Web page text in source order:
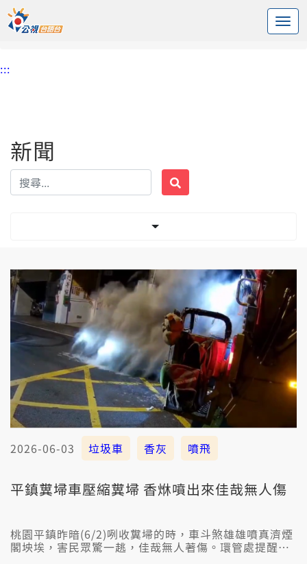
中央內容區塊
頭頁
:::
新聞
2026-06-03 垃圾車 香灰 噴飛
平鎮糞埽車壓縮糞埽 香烌噴出來佳哉無人傷
桃園平鎮昨暗(6/2)咧收糞埽的時，車斗煞雄雄噴真濟煙
閣坱埃，害民眾驚一趒，佳哉無人著傷。環管處提醒民